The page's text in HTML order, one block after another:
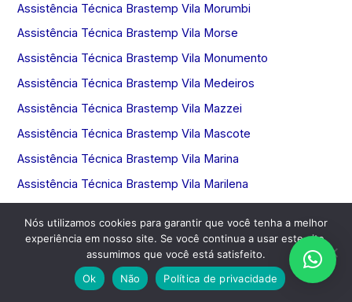
Assistência Técnica Brastemp Vila Morumbi
Assistência Técnica Brastemp Vila Morse
Assistência Técnica Brastemp Vila Monumento
Assistência Técnica Brastemp Vila Medeiros
Assistência Técnica Brastemp Vila Mazzei
Assistência Técnica Brastemp Vila Mascote
Assistência Técnica Brastemp Vila Marina
Assistência Técnica Brastemp Vila Marilena
Nós utilizamos cookies para garantir que você tenha a melhor
experiência em nosso site. Se você continua a usar este site,
assumimos que você está satisfeito.
Ok
Não Política de privacidade